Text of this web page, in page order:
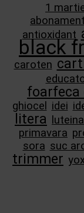
1
antioxidant
black
caroten
foarfeca
ghiocel
idei
litera luteina
primavara
sora suc
trimmer